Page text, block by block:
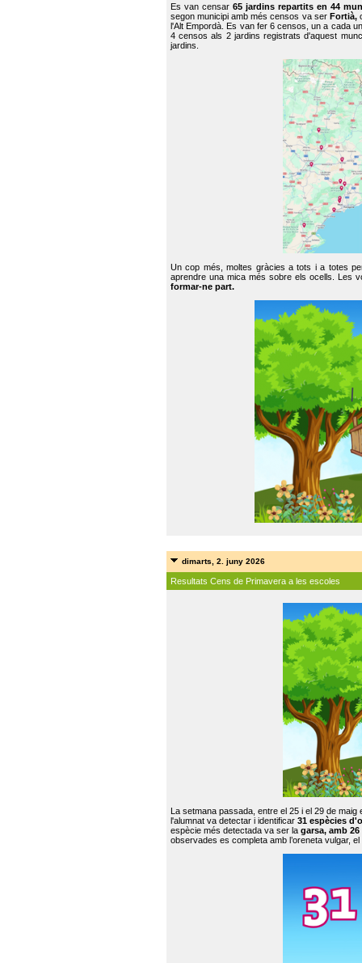
Es van censar65 jardins repartits en 44
segon municipi amb més censos va ser Fortià,
l'Alt Empordà. Es van fer 6 censos, un a cada
4 censos als 2 jardins registrats d'aquest
jardins.
Un cop més, moltes gràcies a tots i a totes
aprendre una mica més sobre els ocells. Les
formar-ne part.
dimarts, 2. juny 2026
Resultats Cens de Primavera a les escoles
La setmana passada, entre el 25 i el 29 de
l'alumnat va detectar i identificar 31 espècies
espècie més detectada va ser la garsa, amb
observades es completa amb l’oreneta vulgar,